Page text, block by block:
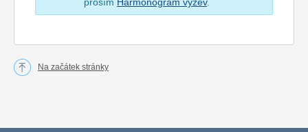
Na začátek stránky